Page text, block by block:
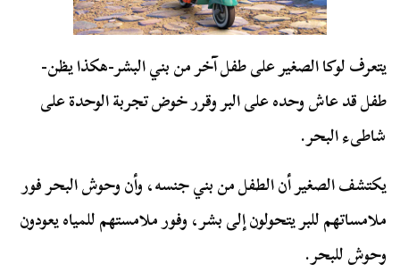
يتعرف لوكا الصغير على طفل آخر من بني البشر-هكذا يظن-
طفل قد عاش وحده على البر وقرر خوض تجربة الوحدة على
شاطىء البحر.
يكتشف الصغير أن الطفل من بني جنسه، وأن وحوش البحر فور
ملامساتهم للبر يتحولون إلى بشر، وفور ملامستهم للمياه يعودون
وحوش للبحر.